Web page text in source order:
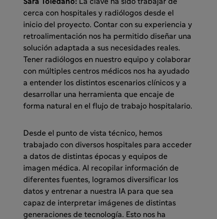
cerca con hospitales y radiólogos desde el
inicio del proyecto. Contar con su experiencia y
retroalimentación nos ha permitido diseñar una
solución adaptada a sus necesidades reales.
Tener radiólogos en nuestro equipo y colaborar
con múltiples centros médicos nos ha ayudado
a entender los distintos escenarios clínicos y a
desarrollar una herramienta que encaje de
forma natural en el flujo de trabajo hospitalario.
Desde el punto de vista técnico, hemos
trabajado con diversos hospitales para acceder
a datos de distintas épocas y equipos de
imagen médica. Al recopilar información de
diferentes fuentes, logramos diversificar los
datos y entrenar a nuestra IA para que sea
capaz de interpretar imágenes de distintas
generaciones de tecnología. Esto nos ha